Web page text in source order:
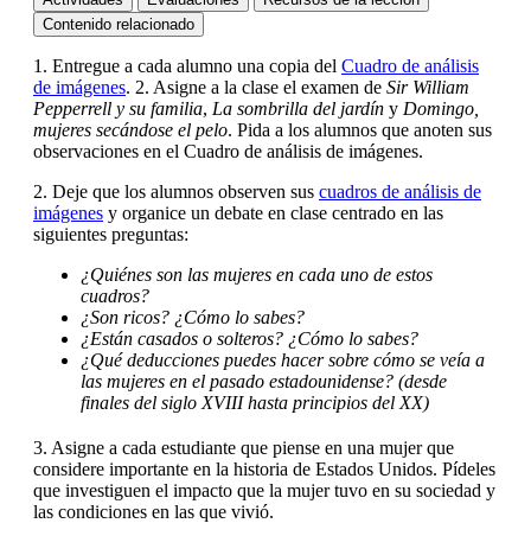
Contenido relacionado
1. Entregue a cada alumno una copia del Cuadro de análisis
de imágenes. 2. Asigne a la clase el examen de Sir William
Pepperrell y su familia, La sombrilla del jardín y Domingo,
mujeres secándose el pelo. Pida a los alumnos que anoten sus
observaciones en el Cuadro de análisis de imágenes.
2. Deje que los alumnos observen sus cuadros de análisis de
imágenes y organice un debate en clase centrado en las
siguientes preguntas:
¿Quiénes son las mujeres en cada uno de estos
cuadros?
¿Son ricos? ¿Cómo lo sabes?
¿Están casados o solteros? ¿Cómo lo sabes?
¿Qué deducciones puedes hacer sobre cómo se veía a
las mujeres en el pasado estadounidense? (desde
finales del siglo XVIII hasta principios del XX)
3. Asigne a cada estudiante que piense en una mujer que
considere importante en la historia de Estados Unidos. Pídeles
que investiguen el impacto que la mujer tuvo en su sociedad y
las condiciones en las que vivió.